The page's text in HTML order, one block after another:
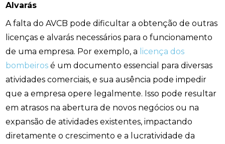
Alvarás
A falta do AVCB pode dificultar a obtenção de outras
licenças e alvarás necessários para o funcionamento
de uma empresa. Por exemplo, a licença dos
bombeiros é um documento essencial para diversas
atividades comerciais, e sua ausência pode impedir
que a empresa opere legalmente. Isso pode resultar
em atrasos na abertura de novos negócios ou na
expansão de atividades existentes, impactando
diretamente o crescimento e a lucratividade da